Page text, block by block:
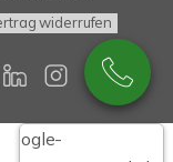
widerrufen
Google-